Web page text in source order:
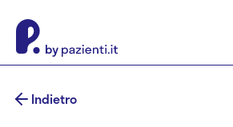
Indietro